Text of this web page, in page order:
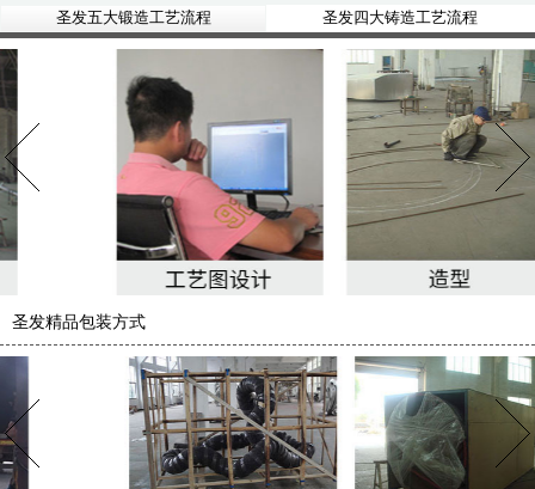
圣发五大锻造工艺流程 圣发四大铸造工艺流程
圣发精品包装方式